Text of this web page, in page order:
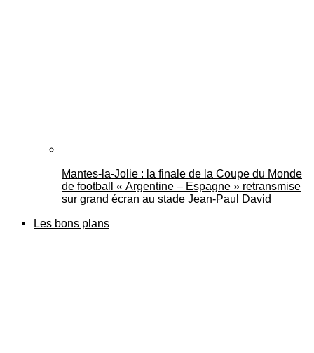
Mantes-la-Jolie : la finale de la Coupe du Monde
de football « Argentine – Espagne » retransmise
sur grand écran au stade Jean-Paul David
Les bons plans